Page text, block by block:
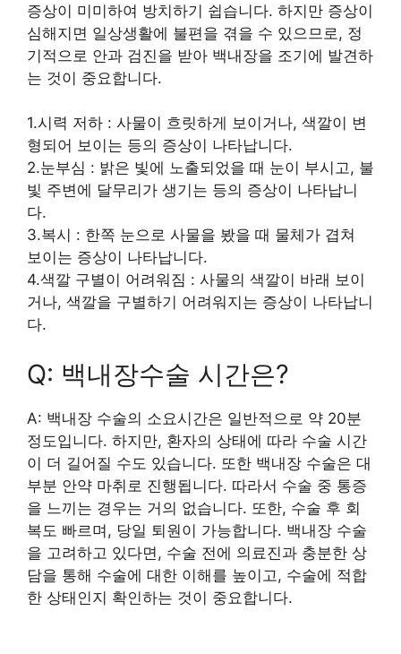
증상이 미미하여 방치하기 쉽습니다. 하지만 증상이
심해지면 일상생활에 불편을 겪을 수 있으므로, 정
기적으로 안과 검진을 받아 백내장을 조기에 발견하
는 것이 중요합니다.
1.시력 저하 : 사물이 흐릿하게 보이거나, 색깔이 변
형되어 보이는 등의 증상이 나타납니다.
2.눈부심 : 밝은 빛에 노출되었을 때 눈이 부시고, 불
빛 주변에 달무리가 생기는 등의 증상이 나타납니
다.
3.복시 : 한쪽 눈으로 사물을 봤을 때 물체가 겹쳐
보이는 증상이 나타납니다.
4.색깔 구별이 어려워짐 : 사물의 색깔이 바래 보이
거나, 색깔을 구별하기 어려워지는 증상이 나타납니
다.
Q: 백내장수술 시간은?
A: 백내장 수술의 소요시간은 일반적으로 약 20분
정도입니다. 하지만, 환자의 상태에 따라 수술 시간
이 더 길어질 수도 있습니다. 또한 백내장 수술은 대
부분 안약 마취로 진행됩니다. 따라서 수술 중 통증
을 느끼는 경우는 거의 없습니다. 또한, 수술 후 회
복도 빠르며, 당일 퇴원이 가능합니다. 백내장 수술
을 고려하고 있다면, 수술 전에 의료진과 충분한 상
담을 통해 수술에 대한 이해를 높이고, 수술에 적합
한 상태인지 확인하는 것이 중요합니다.